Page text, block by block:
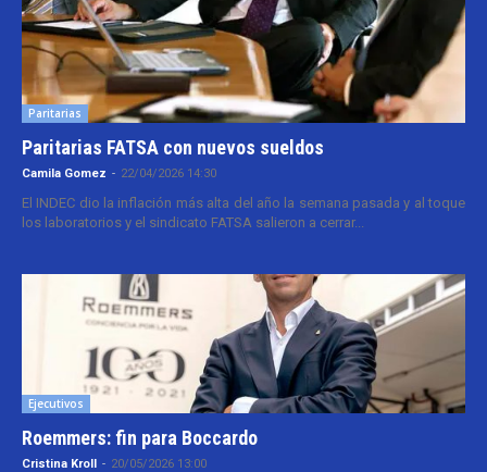
Paritarias
Paritarias FATSA con nuevos sueldos
Camila Gomez - 22/04/2026 14:30
El INDEC dio la inflación más alta del año la semana pasada y al toque
los laboratorios y el sindicato FATSA salieron a cerrar...
Ejecutivos
Roemmers: fin para Boccardo
Cristina Kroll - 20/05/2026 13:00